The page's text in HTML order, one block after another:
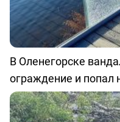
В Оленегорске
ограждение и попал